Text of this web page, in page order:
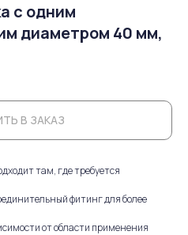
с одним
диаметром 40 мм,
В ЗАКАЗ
там, где требуется
фитинг для более
от области применения